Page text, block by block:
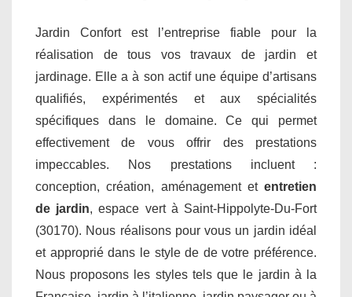
Jardin Confort est l’entreprise fiable pour la
réalisation de tous vos travaux de jardin et
jardinage. Elle a à son actif une équipe d’artisans
qualifiés, expérimentés et aux spécialités
spécifiques dans le domaine. Ce qui permet
effectivement de vous offrir des prestations
impeccables. Nos prestations incluent :
conception, création, aménagement et entretien
de jardin, espace vert à Saint-Hippolyte-Du-Fort
(30170). Nous réalisons pour vous un jardin idéal
et approprié dans le style de de votre préférence.
Nous proposons les styles tels que le jardin à la